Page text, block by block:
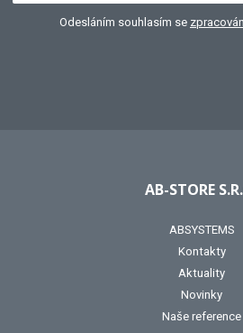
Odesláním souhlasím se
AB-STORE
ABSYSTEMS
Kontakty
Aktuality
Novinky
Naše reference